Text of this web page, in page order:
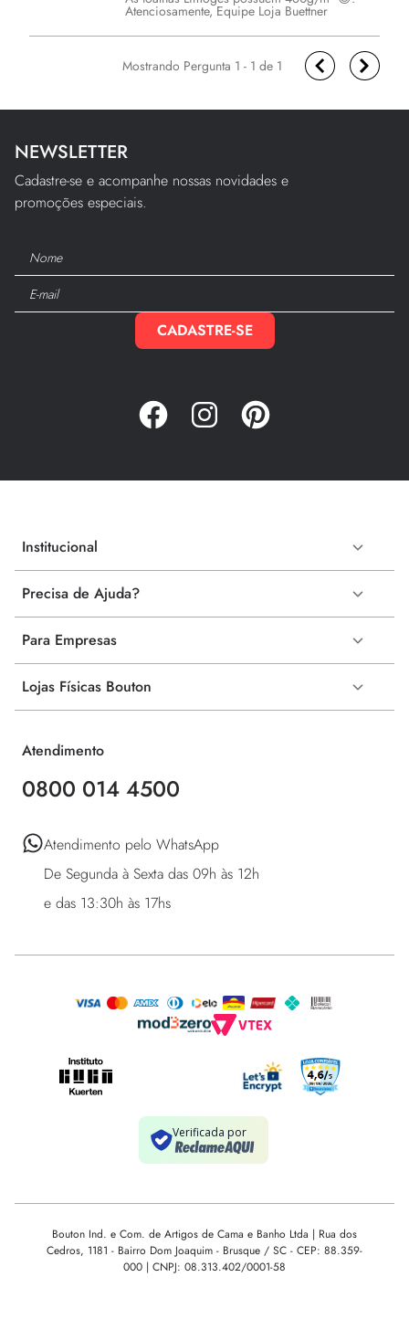
Atenciosamente, Equipe Loja Buettner
1 - 1de 1
NEWSLETTER
Cadastre-se e acompanhe nossas novidades e
promoções especiais.
CADASTRE-SE
Institucional
Precisa de Ajuda?
Para Empresas
Lojas Físicas Bouton
Atendimento
0800 014 4500
Atendimento pelo WhatsApp
De Segunda à Sexta das 09h às 12h
e das 13:30h às 17hs
Bouton Ind. e Com. de Artigos de Cama e Banho Ltda | Rua dos
Cedros, 1181 - Bairro Dom Joaquim - Brusque / SC - CEP: 88.359-
000 | CNPJ: 08.313.402/0001-58